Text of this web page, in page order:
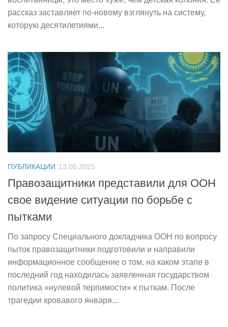
рассказ заставляет по-новому взглянуть на систему,
которую десятилетиями...
ПУБЛИКАЦИИ 13.05.2025
Правозащитники представили для ООН
свое видение ситуации по борьбе с
пытками
По запросу Специального докладчика ООН по вопросу
пыток правозащитники подготовили и направили
информационное сообщение о том, на каком этапе в
последний год находилась заявленная государством
политика «нулевой терпимости» к пыткам. После
трагедии кровавого января...